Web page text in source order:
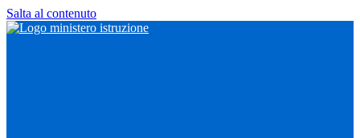
Salta al contenuto